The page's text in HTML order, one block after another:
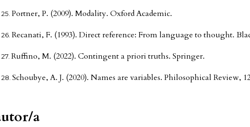
Portner, P. (2009). Modality. Oxford Academic.
Recanati, F. (1993). Direct reference: From language to thought.
Ruffino, M. (2022). Contingent a priori truths. Springer.
Schoubye, A. J. (2020). Names are variables. Philosophical Review,
a